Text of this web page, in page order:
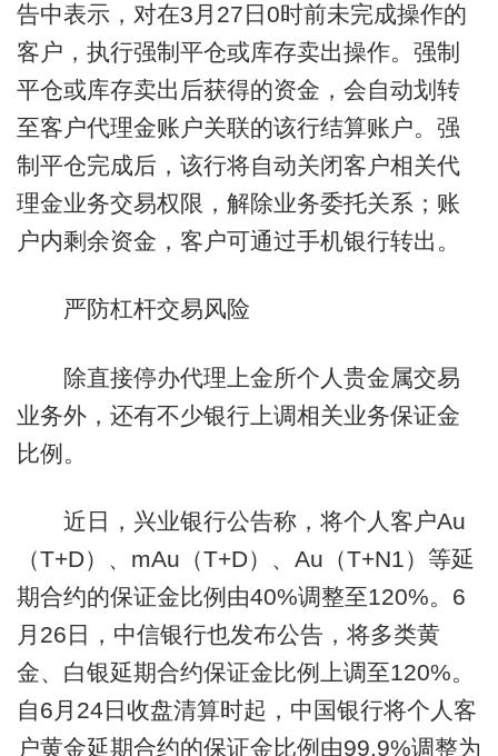
告中表示，对在3月27日0时前未完成操作的
客户，执行强制平仓或库存卖出操作。强制
平仓或库存卖出后获得的资金，会自动划转
至客户代理金账户关联的该行结算账户。强
制平仓完成后，该行将自动关闭客户相关代
理金业务交易权限，解除业务委托关系；账
户内剩余资金，客户可通过手机银行转出。
严防杠杆交易风险
除直接停办代理上金所个人贵金属交易
业务外，还有不少银行上调相关业务保证金
比例。
近日，兴业银行公告称，将个人客户Au
（T+D）、mAu（T+D）、Au（T+N1）等延
期合约的保证金比例由40%调整至120%。6
月26日，中信银行也发布公告，将多类黄
金、白银延期合约保证金比例上调至120%。
自6月24日收盘清算时起，中国银行将个人客
户黄金延期合约的保证金比例由99.9%调整为